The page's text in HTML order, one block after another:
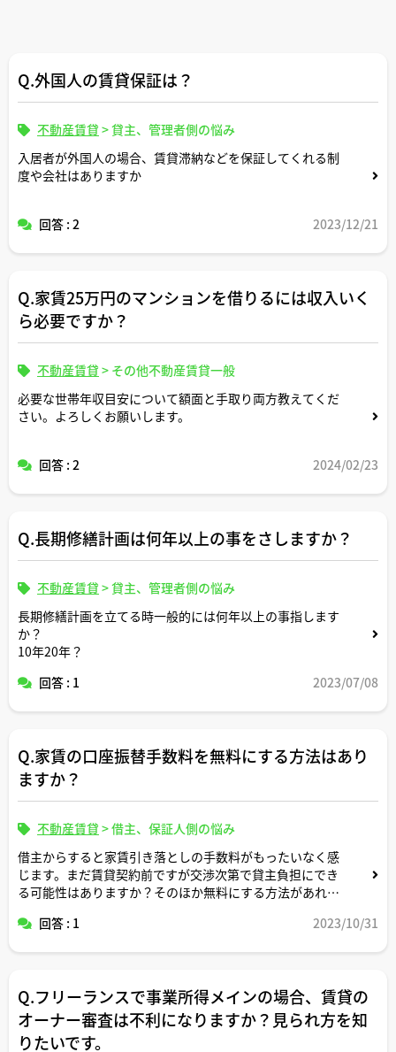
Q.外国人の賃貸保証は？
不動産賃貸 >貸主、管理者側の悩み
入居者が外国人の場合、賃貸滞納などを保証してくれる制
度や会社はありますか
回答 : 2 2023/12/21
Q.家賃25万円のマンションを借りるには収入いく
ら必要ですか？
不動産賃貸 > その他不動産賃貸一般
必要な世帯年収目安について額面と手取り両方教えてくだ
さい。よろしくお願いします。
回答 : 2 2024/02/23
Q.長期修繕計画は何年以上の事をさしますか？
不動産賃貸 >貸主、管理者側の悩み
長期修繕計画を立てる時一般的には何年以上の事指します
か？
10年20年？
回答 : 1
2023/07/08
Q.家賃の口座振替手数料を無料にする方法はあり
ますか？
不動産賃貸 >借主、保証人側の悩み
借主からすると家賃引き落としの手数料がもったいなく感
じます。まだ賃貸契約前ですが交渉次第で貸主負担にでき
る可能性はありますか？そのほか無料にする方法があれば
回答 : 1 2023/10/31
Q.フリーランスで事業所得メインの場合、賃貸の
オーナー審査は不利になりますか？見られ方を知
りたいです。